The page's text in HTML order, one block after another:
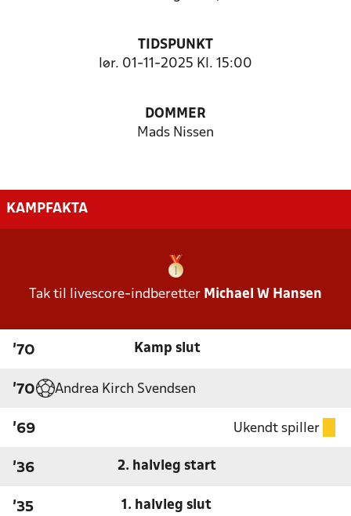
TIDSPUNKT
lør. 01-11-2025 Kl. 15:00
DOMMER
Mads Nissen
KAMPFAKTA
Tak til livescore-indberetter Michael W Hansen
'70 Kamp slut
'70 Andrea Kirch Svendsen
'69 Ukendt spiller
'36 2. halvleg start
'35 1. halvleg slut